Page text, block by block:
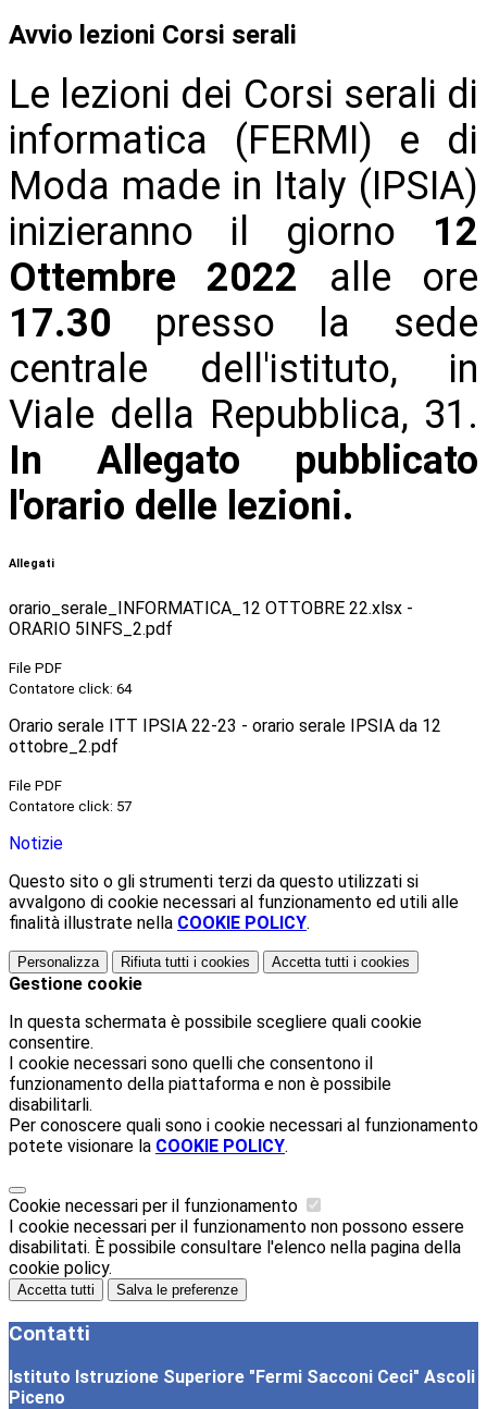
Avvio lezioni Corsi serali
Le lezioni dei Corsi serali di
informatica (FERMI) e di
Moda made in Italy (IPSIA)
inizieranno il giorno 12
Ottembre 2022 alle ore
17.30 presso la sede
centrale dell'istituto, in
Viale della Repubblica, 31.
In Allegato pubblicato
l'orario delle lezioni.
Allegati
orario_serale_INFORMATICA_12 OTTOBRE 22.xlsx -
ORARIO 5INFS_2.pdf
File PDF
Contatore click: 64
Orario serale ITT IPSIA 22-23 - orario serale IPSIA da 12
ottobre_2.pdf
File PDF
Contatore click: 57
Notizie
Questo sito o gli strumenti terzi da questo utilizzati si
avvalgono di cookie necessari al funzionamento ed utili alle
finalità illustrate nella COOKIE POLICY.
Personalizza Rifiuta tutti i cookies Accetta tutti i cookies
Gestione cookie
In questa schermata è possibile scegliere quali cookie
consentire.
I cookie necessari sono quelli che consentono il
funzionamento della piattaforma e non è possibile
disabilitarli.
Per conoscere quali sono i cookie necessari al funzionamento
potete visionare la COOKIE POLICY.
Cookie necessari per il funzionamento
I cookie necessari per il funzionamento non possono essere
disabilitati. È possibile consultare l'elenco nella pagina della
cookie policy.
Accetta tutti Salva le preferenze
Contatti
Istituto Istruzione Superiore "Fermi Sacconi Ceci" Ascoli
Piceno